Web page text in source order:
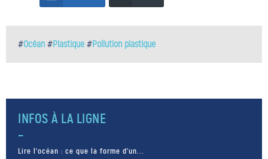
#Océan #Plastique #Pollution plastique
INFOS À LA LIGNE
Lire l’océan : ce que la forme d’un...